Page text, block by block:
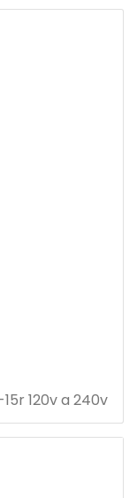
120v a 240v